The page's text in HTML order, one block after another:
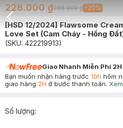
Back Icon
228.000 ₫286.000 ₫ -20%
[HSD 12/2024] Flawsome
Love Set (Cam Cháy - Hồng
(SKU: 422219913)
Giao Nhanh Miễn Phí 2H
Bạn muốn nhận hàng trước 10h hôm
giao hàng 2H ở bước thanh toán.
Số lượng: